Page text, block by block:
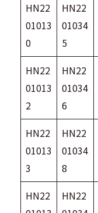
HN22
01013
0
HN22
01034
5
HN22
01013
2
HN22
01034
6
HN22
01013
3
HN22
01034
8
HN22
HN22